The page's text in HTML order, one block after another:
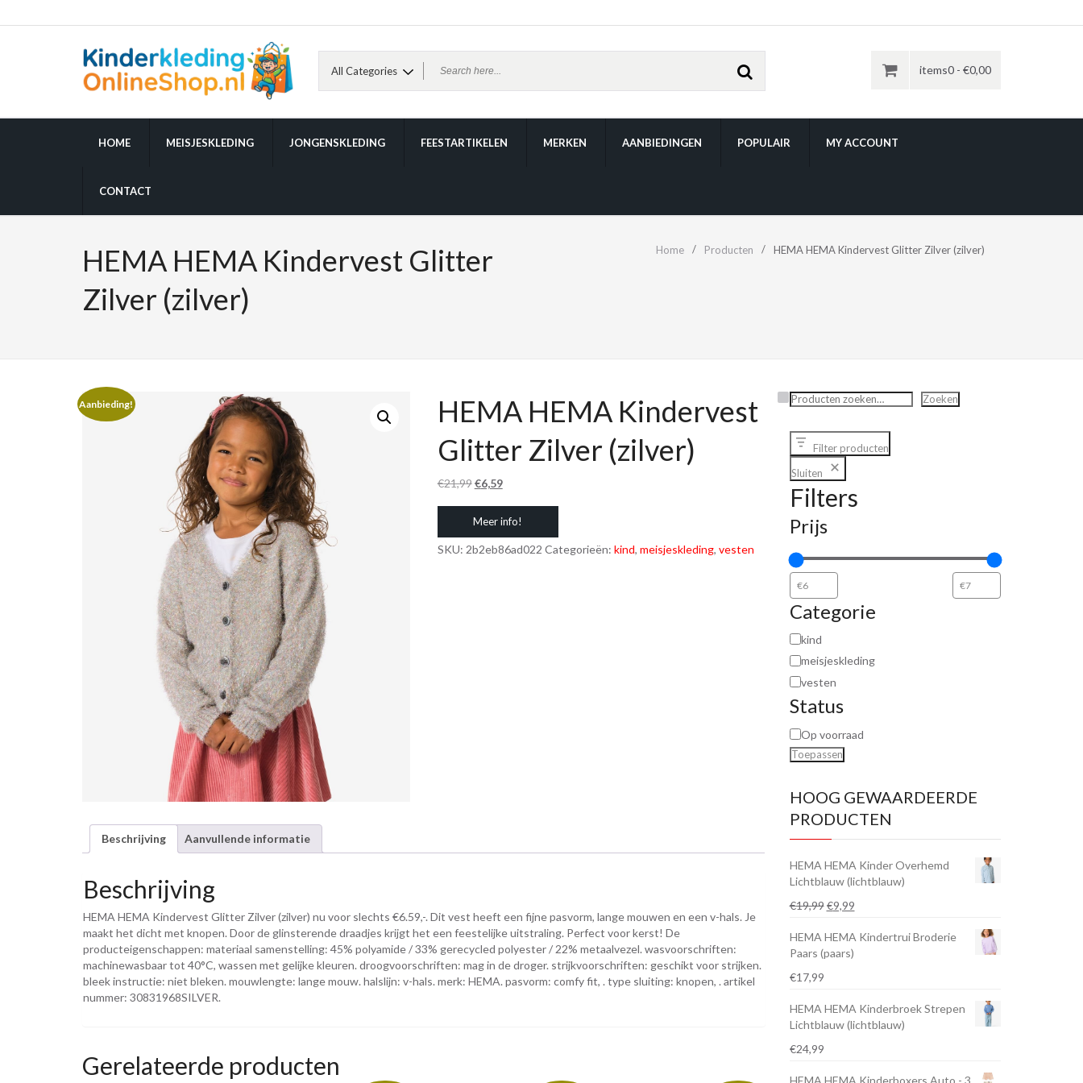
items0 - €0,00
HOME MEISJESKLEDING JONGENSKLEDING FEESTARTIKELEN MERKEN AANBIEDINGEN POPULAIR MY ACCOUNT
CONTACT
HEMA HEMA Kindervest Glitter
Zilver (zilver)
Home Producten HEMA HEMA Kindervest Glitter Zilver (zilver)
Aanbieding!
HEMA HEMA Kindervest
Glitter Zilver (zilver)
€21,99Oorspronkelijke
prijs
was:
€21,99.
€6,59Huidige
prijs
is:
€6,59.
Meer info!
SKU: 2b2eb86ad022 Categorieën: kind, meisjeskleding, vesten
Beschrijving Aanvullende informatie
Beschrijving
HEMA HEMA Kindervest Glitter Zilver (zilver) nu voor slechts €6.59,-. Dit vest heeft een fijne pasvorm, lange mouwen en een v-hals. Je
maakt het dicht met knopen. Door de glinsterende draadjes krijgt het een feestelijke uitstraling. Perfect voor kerst! De
producteigenschappen: materiaal samenstelling: 45% polyamide / 33% gerecycled polyester / 22% metaalvezel. wasvoorschriften:
machinewasbaar tot 40°C, wassen met gelijke kleuren. droogvoorschriften: mag in de droger. strijkvoorschriften: geschikt voor strijken.
bleek instructie: niet bleken. mouwlengte: lange mouw. halslijn: v-hals. merk: HEMA. pasvorm: comfy fit, . type sluiting: knopen, . artikel
nummer: 30831968SILVER.
Gerelateerde producten
Zoeken Zoeken
Filter producten
Sluiten
Filters
Prijs
Categorie
kind
meisjeskleding
vesten
Status
Op voorraad
Toepassen
HOOG GEWAARDEERDE
PRODUCTEN
HEMA HEMA Kinder Overhemd
Lichtblauw (lichtblauw)
€19,99 Oorspronkelijke
was:
€19,99.
€9,99Huidige
is:
HEMA HEMA Kindertrui Broderie
Paars (paars)
€17,99
HEMA HEMA Kinderbroek Strepen
Lichtblauw (lichtblauw)
€24,99
HEMA HEMA Kinderboxers Auto - 3